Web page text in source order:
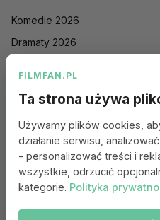
Komedie 2026
Dramaty 2026
Sci-Fi 2026
Animacje 2026
Romantyczne 2026
FILMFAN.PL
Ta strona używa
Używamy plików cookies,
działanie serwisu,
- personalizować treści i
wszystkie, odrzucić
kategorie. Polityka